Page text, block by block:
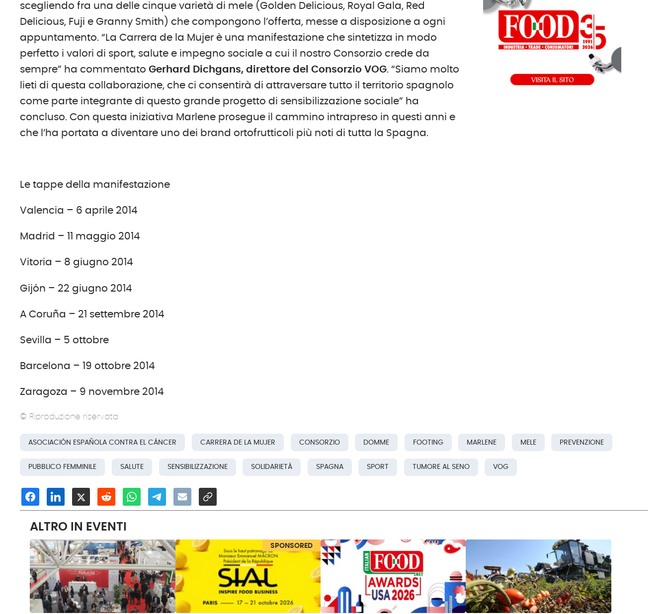
scegliendo fra una delle cinque varietà di mele (Golden Delicious, Royal Gala, Red
Delicious, Fuji e Granny Smith) che compongono l’offerta, messe a disposizione a ogni
appuntamento. “La Carrera de la Mujer è una manifestazione che sintetizza in modo
perfetto i valori di sport, salute e impegno sociale a cui il nostro Consorzio crede da
sempre” ha commentatoGerhard Dichgans, direttore del Consorzio VOG. “Siamo molto
lieti di questa collaborazione, che ci consentirà di attraversare tutto il territorio spagnolo
come parte integrante di questo grande progetto di sensibilizzazione sociale” ha
concluso. Con questa iniziativa Marlene prosegue il cammino intrapreso in questi anni e
che l’ha portata a diventare uno dei brand ortofrutticoli più noti di tutta la Spagna.
Le tappe della manifestazione
Valencia – 6 aprile 2014
Madrid – 11 maggio 2014
Vitoria – 8 giugno 2014
Gijón – 22 giugno 2014
A Coruña – 21 settembre 2014
Sevilla – 5 ottobre
Barcelona – 19 ottobre 2014
Zaragoza – 9 novembre 2014
© Riproduzione riservata
ASOCIACIÓN ESPAÑOLA CONTRA EL CÁNCER CARRERA DE LA MUJER CONSORZIO DOMME FOOTING MARLENE MELE PREVENZIONE
PUBBLICO FEMMINILE SALUTE SENSIBILIZZAZIONE SOLIDARIETÀ SPAGNA SPORT TUMORE AL SENO VOG
ALTRO IN EVENTI
SPONSORED